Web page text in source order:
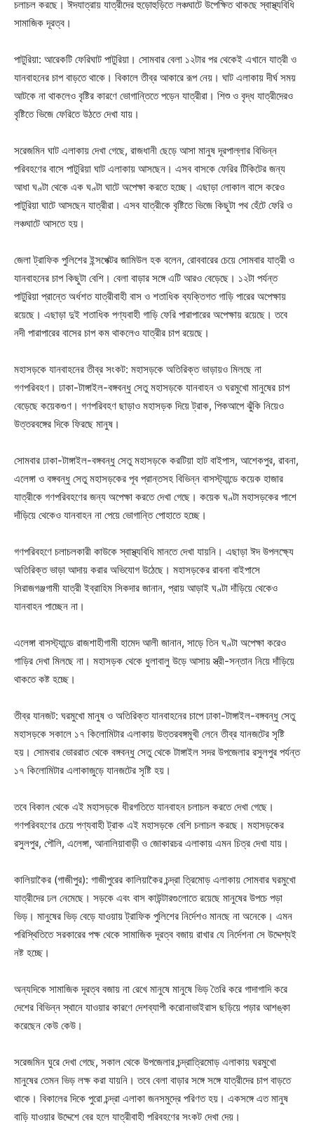
চলাচল করছে। ঈদযাত্রায় যাত্রীদের হুড়োহুড়িতে লঞ্চঘাটে উপেক্ষিত থাকছে স্বাস্থ্যবিধি
সামাজিক দূরত্ব।
পাটুরিয়া: আরেকটি ফেরিঘাট পাটুরিয়া। সোমবার বেলা ১২টার পর থেকেই এখানে যাত্রী ও
যানবাহনের চাপ বাড়তে থাকে। বিকালে তীব্র আকারে রূপ নেয়। ঘাট এলাকায় দীর্ঘ সময়
আটকে না থাকলেও বৃষ্টির কারণে ভোগান্তিতে পড়েন যাত্রীরা। শিশু ও বৃদ্ধ যাত্রীদেরও
বৃষ্টিতে ভিজে ফেরিতে উঠতে দেখা যায়।
সরেজমিন ঘাট এলাকায় দেখা গেছে, রাজধানী ছেড়ে আসা মানুষ দূরপাল্লার বিভিন্ন
পরিবহণের বাসে পাটুরিয়া ঘাট এলাকায় আসছেন। এসব বাসকে ফেরির টিকিটের জন্য
আধা ঘণ্টা থেকে এক ঘণ্টা ঘাটে অপেক্ষা করতে হচ্ছে। এছাড়া লোকাল বাসে করেও
পাটুরিয়া ঘাটে আসছেন যাত্রীরা। এসব যাত্রীকে বৃষ্টিতে ভিজে কিছুটা পথ হেঁটে ফেরি ও
লঞ্চঘাটে আসতে হয়।
জেলা ট্রাফিক পুলিশের ইন্সপেক্টর জামিউল হক বলেন, রোববারের চেয়ে সোমবার যাত্রী ও
যানবাহনের চাপ কিছুটা বেশি। বেলা বাড়ার সঙ্গে এটি আরও বেড়েছে। ১২টা পর্যন্ত
পাটুরিয়া প্রান্তে অর্ধশত যাত্রীবাহী বাস ও শতাধিক ব্যক্তিগত গাড়ি পারের অপেক্ষায়
রয়েছে। এছাড়া দুই শতাধিক পণ্যবাহী গাড়ি ফেরি পারাপারের অপেক্ষায় রয়েছে। তবে
নদী পারাপারের বাসের চাপ কম থাকলেও যাত্রীর চাপ রয়েছে।
মহাসড়কে যানবাহনের তীব্র সংকট: মহাসড়কে অতিরিক্ত ভাড়ায়ও মিলছে না
গণপরিবহণ। ঢাকা-টাঙ্গাইল-বঙ্গবন্ধু সেতু মহাসড়কে যানবাহন ও ঘরমুখো মানুষের চাপ
বেড়েছে কয়েকগুণ। গণপরিবহণ ছাড়াও মহাসড়ক দিয়ে ট্রাক, পিকআপে ঝুঁকি নিয়েও
উত্তরবঙ্গের দিকে ফিরছে মানুষ।
সোমবার ঢাকা-টাঙ্গাইল-বঙ্গবন্ধু সেতু মহাসড়কে করটিয়া হাট বাইপাস, আশেকপুর, রাবনা,
এলেঙ্গা ও বঙ্গবন্ধু সেতু মহাসড়কের পূব প্রান্তসহ বিভিন্ন বাসস্ট্যান্ডে কয়েক হাজার
যাত্রীকে গণপরিবহণের জন্য অপেক্ষা করতে দেখা গেছে। কয়েক ঘণ্টা মহাসড়কের পাশে
দাঁড়িয়ে থেকেও যানবাহন না পেয়ে ভোগান্তি পোহাতে হচ্ছে।
গণপরিবহণে চলাচলকারী কাউকে স্বাস্থ্যবিধি মানতে দেখা যায়নি। এছাড়া ঈদ উপলক্ষ্যে
অতিরিক্ত ভাড়া আদায় করার অভিযোগ উঠেছে। মহাসড়কের রাবনা বাইপাসে
সিরাজগঞ্জগামী যাত্রী ইব্রাহিম সিকদার জানান, প্রায় আড়াই ঘণ্টা দাঁড়িয়ে থেকেও
যানবাহন পাচ্ছেন না।
এলেঙ্গা বাসস্ট্যান্ডে রাজশাহীগামী হামেদ আলী জানান, সাড়ে তিন ঘণ্টা অপেক্ষা করেও
গাড়ির দেখা মিলছে না। মহাসড়ক থেকে ধুলাবালু উড়ে আসায় স্ত্রী-সন্তান নিয়ে দাঁড়িয়ে
থাকতে কষ্ট হচ্ছে।
তীব্র যানজট: ঘরমুখো মানুষ ও অতিরিক্ত যানবাহনের চাপে ঢাকা-টাঙ্গাইল-বঙ্গবন্ধু সেতু
মহাসড়কে সকালে ১৭ কিলোমিটার এলাকায় উত্তরবঙ্গমুখী লেনে তীব্র যানজটের সৃষ্টি
হয়। সোমবার ভোররাত থেকে বঙ্গবন্ধু সেতু থেকে টাঙ্গাইল সদর উপজেলার রসুলপুর পর্যন্ত
১৭ কিলোমিটার এলাকাজুড়ে যানজটের সৃষ্টি হয়।
তবে বিকাল থেকে এই মহাসড়কে ধীরগতিতে যানবাহন চলাচল করতে দেখা গেছে।
গণপরিবহণের চেয়ে পণ্যবাহী ট্রাক এই মহাসড়কে বেশি চলাচল করছে। মহাসড়কের
রসুলপুর, পৌলি, এলেঙ্গা, আনালিয়াবাড়ী ও জোকারচর এলাকায় এমন চিত্র দেখা যায়।
কালিয়াকৈর (গাজীপুর): গাজীপুরের কালিয়াকৈর চন্দ্রা ত্রিমোড় এলাকায় সোমবার ঘরমুখো
যাত্রীদের ঢল নেমেছে। সড়কে এবং বাস কাউন্টারগুলোতে রয়েছে মানুষের উপচে পড়া
ভিড়। মানুষের ভিড় বেড়ে যাওয়ায় ট্রাফিক পুলিশের নির্দেশও মানছে না অনেকে। এমন
পরিস্থিতিতে সরকারের পক্ষ থেকে সামাজিক দূরত্ব বজায় রাখার যে নির্দেশনা সে উদ্দেশ্যই
নষ্ট হচ্ছে।
অন্যদিকে সামাজিক দূরত্ব বজায় না রেখে মানুষে মানুষে ভিড় তৈরি করে গাদাগাদি করে
দেশের বিভিন্ন স্থানে যাওয়ার কারণে দেশব্যাপী করোনাভাইরাস ছড়িয়ে পড়ার আশঙ্কা
করেছেন কেউ কেউ।
সরেজমিন ঘুরে দেখা গেছে, সকাল থেকে উপজেলার চন্দ্রাত্রিমোড় এলাকায় ঘরমুখো
মানুষের তেমন ভিড় লক্ষ করা যায়নি। তবে বেলা বাড়ার সঙ্গে সঙ্গে যাত্রীদের চাপ বাড়তে
থাকে। বিকালের দিকে পুরো চন্দ্রা এলাকা জনসমুদ্রে পরিণত হয়। একসঙ্গে এত মানুষ
বাড়ি যাওয়ার উদ্দেশে বের হলে যাত্রীবাহী পরিবহণের সংকট দেখা দেয়।